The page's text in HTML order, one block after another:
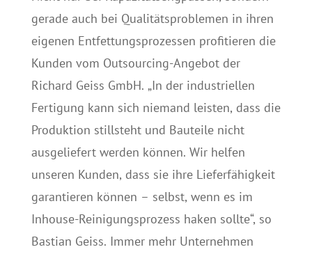
gerade auch bei Qualitätsproblemen in ihren
eigenen Entfettungsprozessen profitieren die
Kunden vom Outsourcing-Angebot der
Richard Geiss GmbH. „In der industriellen
Fertigung kann sich niemand leisten, dass die
Produktion stillsteht und Bauteile nicht
ausgeliefert werden können. Wir helfen
unseren Kunden, dass sie ihre Lieferfähigkeit
garantieren können – selbst, wenn es im
Inhouse-Reinigungsprozess haken sollte“, so
Bastian Geiss. Immer mehr Unternehmen